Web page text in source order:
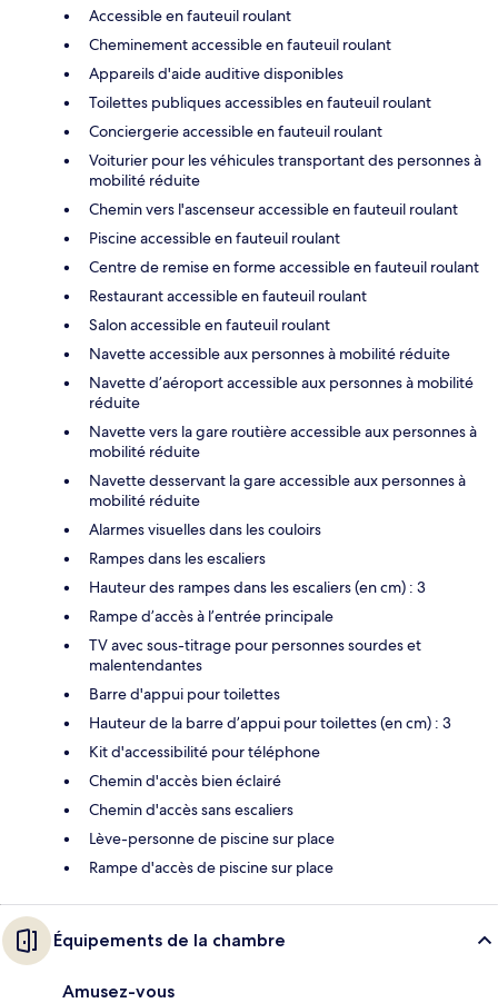
Accessible en fauteuil roulant
Cheminement accessible en fauteuil roulant
Appareils d'aide auditive disponibles
Toilettes publiques accessibles en fauteuil roulant
Conciergerie accessible en fauteuil roulant
Voiturier pour les véhicules transportant des personnes à
mobilité réduite
Chemin vers l'ascenseur accessible en fauteuil roulant
Piscine accessible en fauteuil roulant
Centre de remise en forme accessible en fauteuil roulant
Restaurant accessible en fauteuil roulant
Salon accessible en fauteuil roulant
Navette accessible aux personnes à mobilité réduite
Navette d’aéroport accessible aux personnes à mobilité
réduite
Navette vers la gare routière accessible aux personnes à
mobilité réduite
Navette desservant la gare accessible aux personnes à
mobilité réduite
Alarmes visuelles dans les couloirs
Rampes dans les escaliers
Hauteur des rampes dans les escaliers (en cm) : 3
Rampe d’accès à l’entrée principale
TV avec sous-titrage pour personnes sourdes et
malentendantes
Barre d'appui pour toilettes
Hauteur de la barre d’appui pour toilettes (en cm) : 3
Kit d'accessibilité pour téléphone
Chemin d'accès bien éclairé
Chemin d'accès sans escaliers
Lève-personne de piscine sur place
Rampe d'accès de piscine sur place
Équipements de la chambre
Amusez-vous